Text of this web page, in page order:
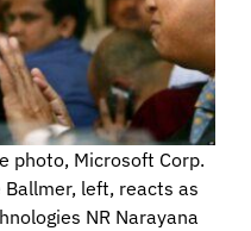
photo, Microsoft Corp.
Ballmer, left, reacts as
NR Narayana